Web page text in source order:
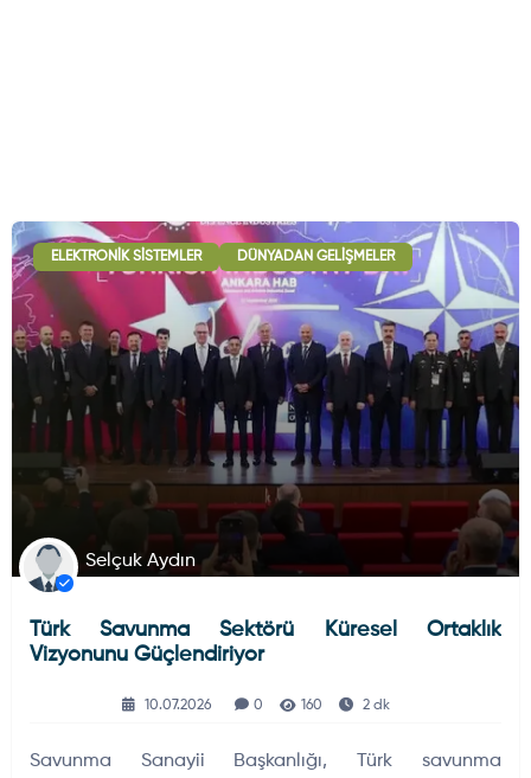
ELEKTRONIK SISTEMLER DÜNYADAN GELIŞMELER
Selçuk Aydın
Türk Savunma Sektörü Küresel Ortaklık
Vizyonunu Güçlendiriyor
10.07.2026 0 160 2 dk
Savunma Sanayii Başkanlığı, Türk savunma